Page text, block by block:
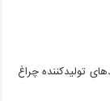
تولیدکننده چراغ